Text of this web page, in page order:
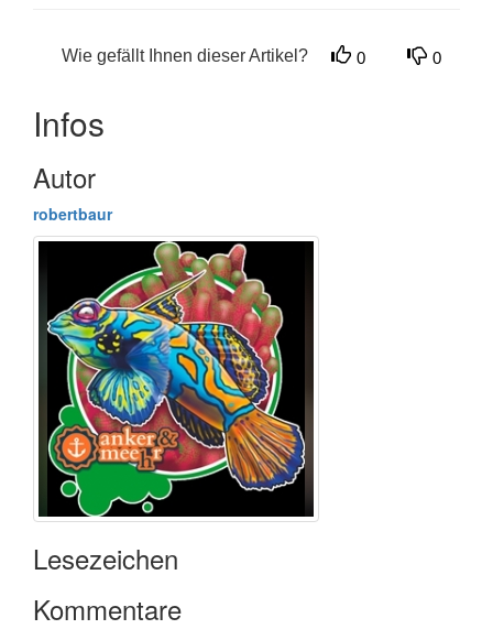
Wie gefällt Ihnen dieser Artikel? 0 0
Infos
Autor
robertbaur
Lesezeichen
Kommentare